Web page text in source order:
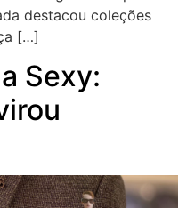
destacou coleções
[…]
Sexy: